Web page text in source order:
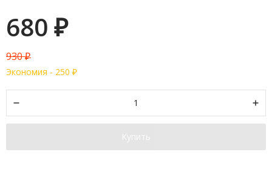
680 ₽
930₽
Экономия - 250 ₽
Купить